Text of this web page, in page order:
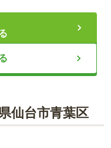
室内納骨堂
え
デザイン
おまいりテラス 仙台五
仙台市青葉区